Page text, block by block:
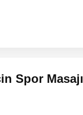
Spor Masajı